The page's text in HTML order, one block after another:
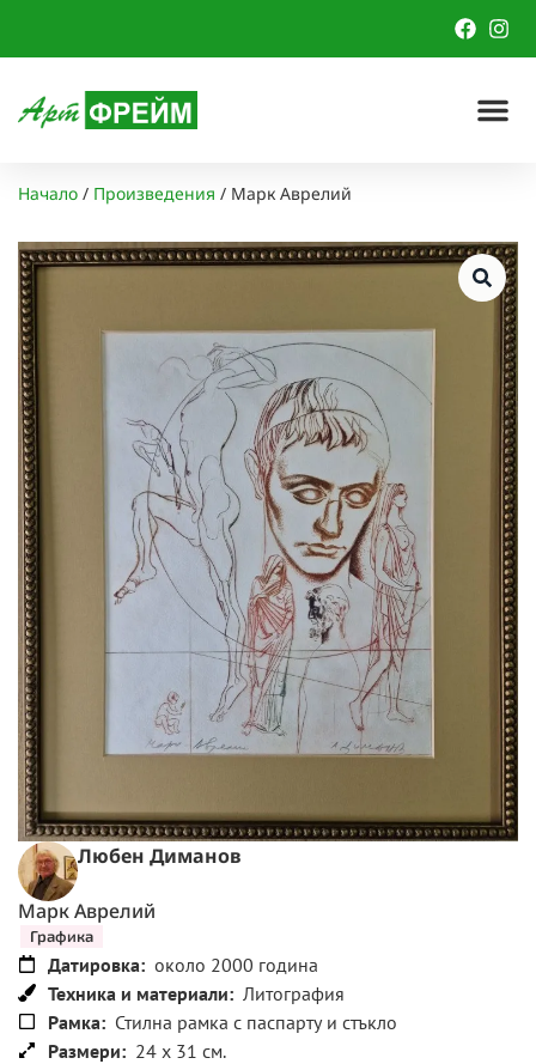
Начало / Произведения / Марк Аврелий
Любен Диманов
Марк Аврелий
Графика
Датировка: около 2000 година
Техника и материали: Литография
Рамка: Стилна рамка с паспарту и стъкло
Размери: 24 x 31 см.